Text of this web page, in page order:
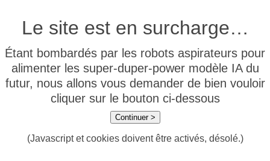
Le site est en surcharge…
Étant bombardés par les robots aspirateurs pour
alimenter les super-duper-power modèle IA du
futur, nous allons vous demander de bien vouloir
cliquer sur le bouton ci-dessous
Continuer >
(Javascript et cookies doivent être activés, désolé.)